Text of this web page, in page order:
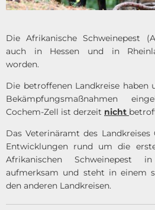
Die Afrikanische Schweinepest
auch in Hessen und in
worden.
Die betroffenen Landkreise haben
Bekämpfungsmaßnahmen
Cochem-Zell ist derzeit nicht
Das Veterinäramt des
Entwicklungen rund um die
Afrikanischen Schweinepest
aufmerksam und steht in einem
den anderen Landkreisen.